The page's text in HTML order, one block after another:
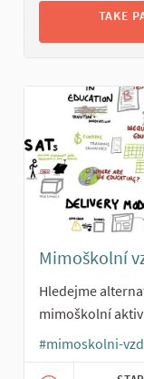
TAKE
TAKE
Mimoškolní
Hledejme
mimoškolní
#mimoskolni-